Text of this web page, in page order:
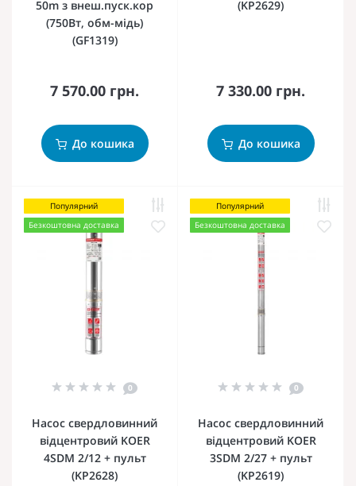
50m з внеш.пуск.кор
(750Вт, обм-мідь)
(GF1319)
7 570.00 грн.
До кошика
(KP2629)
7 330.00 грн.
До кошика
Популярний
Безкоштовна доставка
0
Насос свердловинний
відцентровий KOER
4SDM 2/12 + пульт
(KP2628)
Популярний
Безкоштовна доставка
0
Насос свердловинний
відцентровий KOER
3SDM 2/27 + пульт
(KP2619)